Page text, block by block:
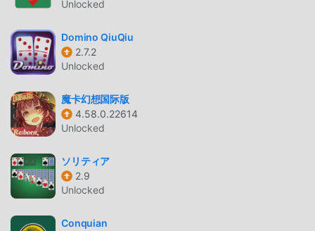
150+ Solitaire Card Games Als ein sehr beliebtes card-
gewonnen, die card-Spiele lieben. Wenn Sie dieses Spiel
als weltweit größte Mod-Apk-Download-Site für
kostenlose Spiele herunterladen möchten, ist Moddroid
neueste Version von 150+ Solitaire Card Games 7.43.6
kostenlos zur Verfügung, sondern stellt auch Free mod
kostenlos zur Verfügung, was Ihnen hilft, sich
wiederholende mechanische Aufgaben im Spiel zu sparen,
damit Sie sich konzentrieren können darauf, die Freude zu
genießen, die das Spiel selbst mit sich bringt. moddroid
den Spielern keine Gebühren in Rechnung stellt und 100 %
Unlocked
Domino QiuQiu
2.7.2
Unlocked
魔卡幻想国际版
4.58.0.22614
Unlocked
ソリティア
2.9
Unlocked
Conquian